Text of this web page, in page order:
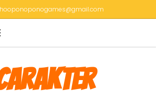
hooponoponogames@gmail.com